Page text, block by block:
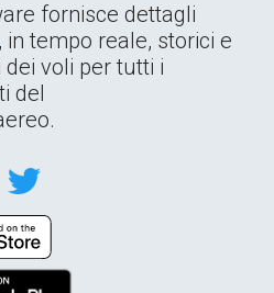
fornisce dettagli
in tempo reale, storici e
dei voli per tutti i
del